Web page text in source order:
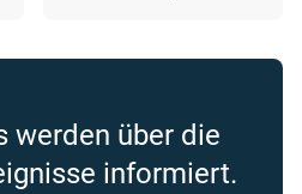
werden über die
informiert.